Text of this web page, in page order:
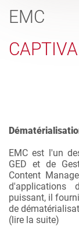
EMC
CAPTIVA
EMC est l'un
GED et de
Content
d'applications
puissant, il
de
(lire la suite)